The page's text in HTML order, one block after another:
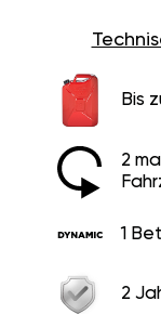
Bis
2
1
2